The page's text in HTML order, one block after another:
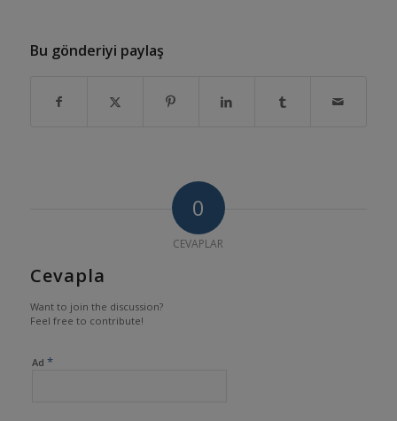
Bu gönderiyi paylaş
0
CEVAPLAR
Cevapla
Want to join the discussion?
Feel free to contribute!
Ad *